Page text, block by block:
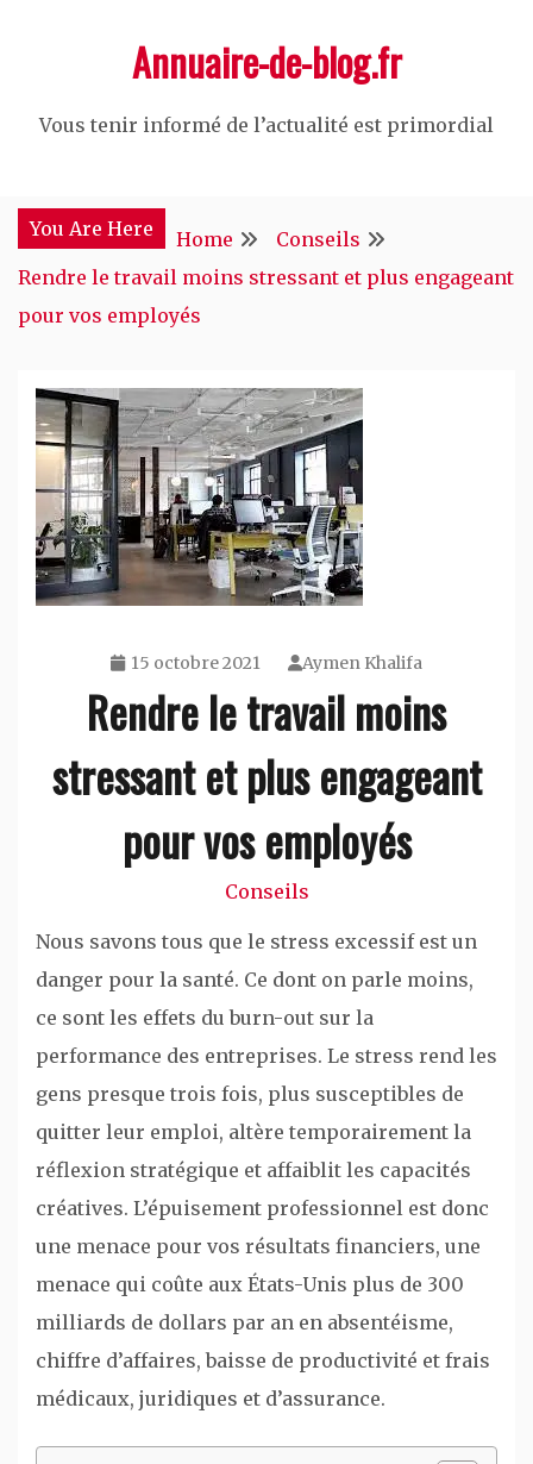
Annuaire-de-blog.fr
Vous tenir informé de l’actualité est primordial
You Are Here Home
Conseils
Rendre le travail moins stressant et plus engageant
pour vos employés
15 octobre 2021 Aymen Khalifa
Rendre le travail moins
stressant et plus engageant
pour vos employés
Conseils
Nous savons tous que le stress excessif est un
danger pour la santé. Ce dont on parle moins,
ce sont les effets du burn-out sur la
performance des entreprises. Le stress rend les
gens presque trois fois, plus susceptibles de
quitter leur emploi, altère temporairement la
réflexion stratégique et affaiblit les capacités
créatives. L’épuisement professionnel est donc
une menace pour vos résultats financiers, une
menace qui coûte aux États-Unis plus de 300
milliards de dollars par an en absentéisme,
chiffre d’affaires, baisse de productivité et frais
médicaux, juridiques et d’assurance.